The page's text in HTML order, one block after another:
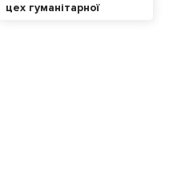
цех гуманітарної